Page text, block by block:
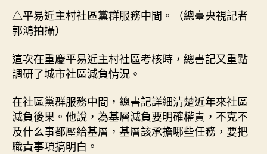
△平易近主村社區黨群服務中間。（總臺央視記者
郭鴻拍攝）
這次在重慶平易近主村社區考核時，總書記又重點
調研了城市社區減負情況。
在社區黨群服務中間，總書記詳細清楚近年來社區
減負後果。他說，為基層減負要明確權責，不克不
及什么事都壓給基層，基層該承擔哪些任務，要把
職責事項搞明白。